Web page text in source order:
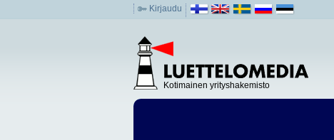
Kirjaudu
Kotimainen yrityshakemisto